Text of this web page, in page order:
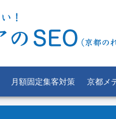
月額固定集客対策 京都メ